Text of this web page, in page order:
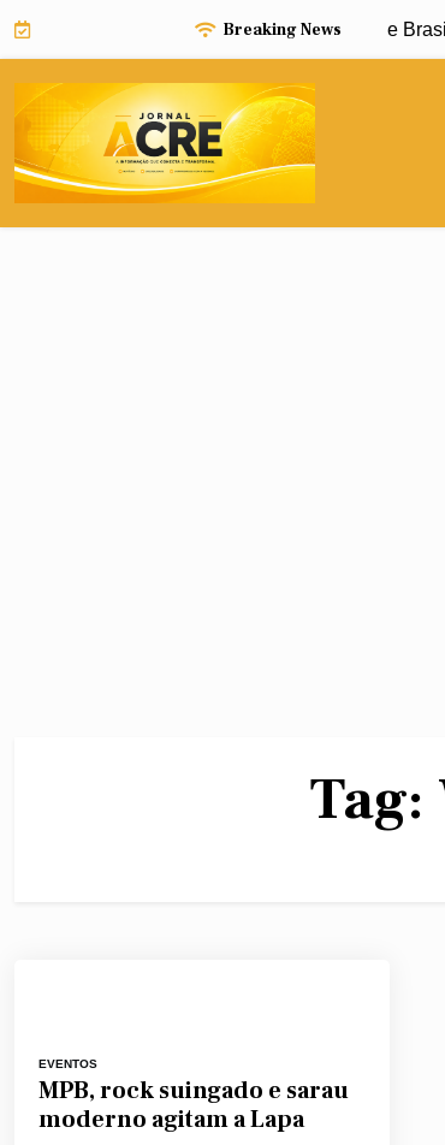
Breaking News
pode impulsionar avanço da dengue e Brasil
Tag:
EVENTOS
MPB, rock suingado e sarau
moderno agitam a Lapa